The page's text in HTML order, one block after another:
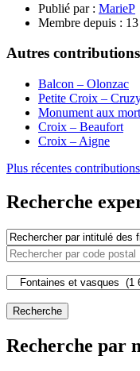
Publié par : MarieP
Membre depuis :
Autres
Balcon – Olonzac
Petite Croix –
Monument aux
Croix – Beaufort
Croix – Aigne
Plus récentes
Recherche
Recherche par